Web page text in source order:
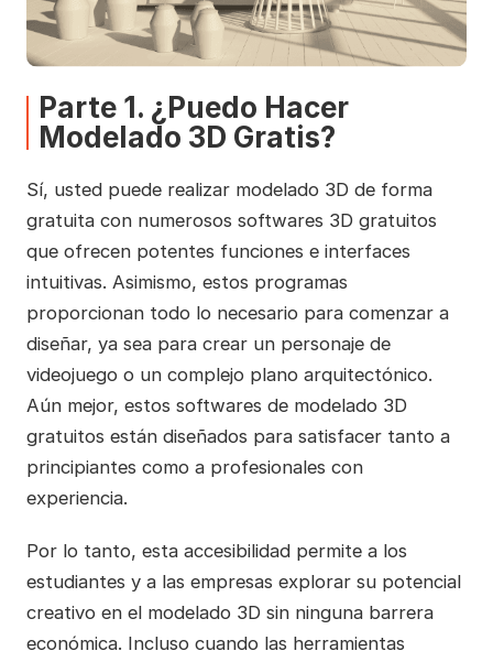
Parte 1. ¿Puedo Hacer
Modelado 3D Gratis?
Sí, usted puede realizar modelado 3D de forma
gratuita con numerosos softwares 3D gratuitos
que ofrecen potentes funciones e interfaces
intuitivas. Asimismo, estos programas
proporcionan todo lo necesario para comenzar a
diseñar, ya sea para crear un personaje de
videojuego o un complejo plano arquitectónico.
Aún mejor, estos softwares de modelado 3D
gratuitos están diseñados para satisfacer tanto a
principiantes como a profesionales con
experiencia.
Por lo tanto, esta accesibilidad permite a los
estudiantes y a las empresas explorar su potencial
creativo en el modelado 3D sin ninguna barrera
económica. Incluso cuando las herramientas